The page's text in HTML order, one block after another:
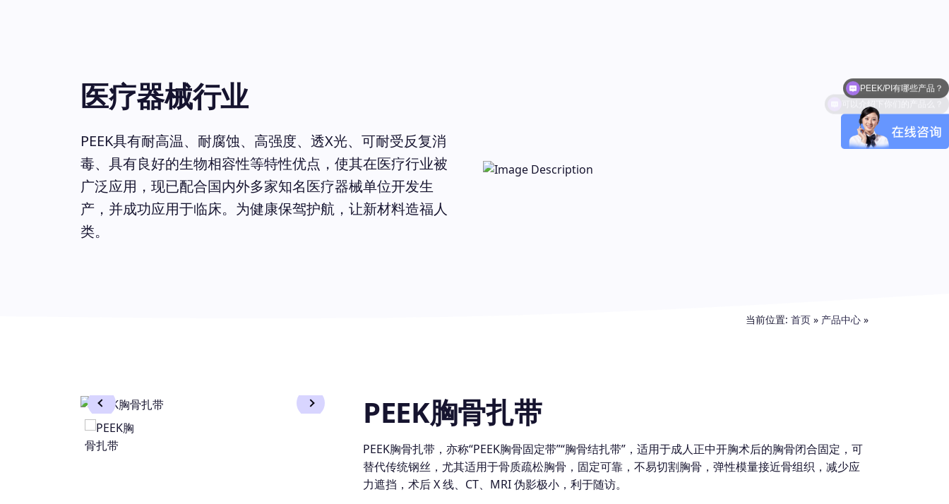
医疗器械行业
PEEK具有耐高温、耐腐蚀、高强度、透X光、可耐受反复消
毒、具有良好的生物相容性等特性优点，使其在医疗行业被
广泛应用，现已配合国内外多家知名医疗器械单位开发生
产，并成功应用于临床。为健康保驾护航，让新材料造福人
类。
当前位置: 首页 » 产品中心 »
PEEK胸骨扎带
PEEK胸骨扎带，亦称“PEEK胸骨固定带”“胸骨结扎带”，适用于成人正中开胸术后的胸骨闭合固定，可
替代传统钢丝，尤其适用于骨质疏松胸骨，固定可靠，不易切割胸骨，弹性模量接近骨组织，减少应
力遮挡，术后 X 线、CT、MRI 伪影极小，利于随访。
可以介绍下你们的产品么？